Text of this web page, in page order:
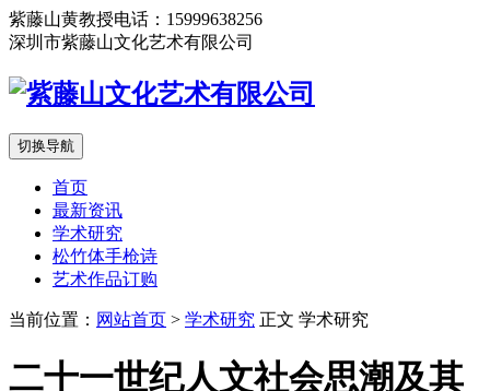
紫藤山黄教授电话：15999638256
深圳市紫藤山文化艺术有限公司
切换导航
首页
最新资讯
学术研究
松竹体手枪诗
艺术作品订购
当前位置： 网站首页 > 学术研究 正文 学术研究
二十一世纪人文社会思潮及其